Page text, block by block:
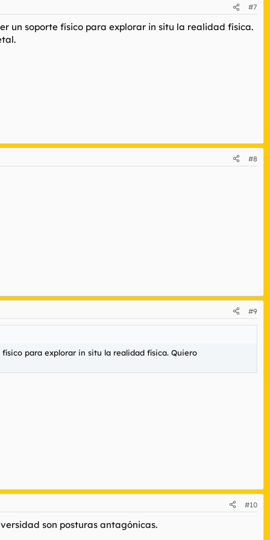
#7
un soporte físico para explorar in situ la realidad física.
#8
#9
para explorar in situ la realidad física. Quiero
#10
son posturas antagónicas.